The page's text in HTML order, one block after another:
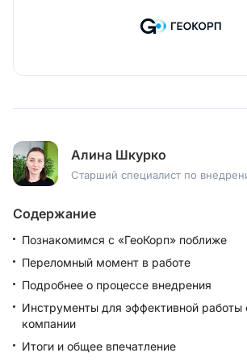
Алина Шкурко
Старший специалист по
Содержание
Познакомимся с «ГеоКорп» поближе
Переломный момент в работе
Подробнее о процессе внедрения
Инструменты для эффективной работы
компании
Итоги и общее впечатление